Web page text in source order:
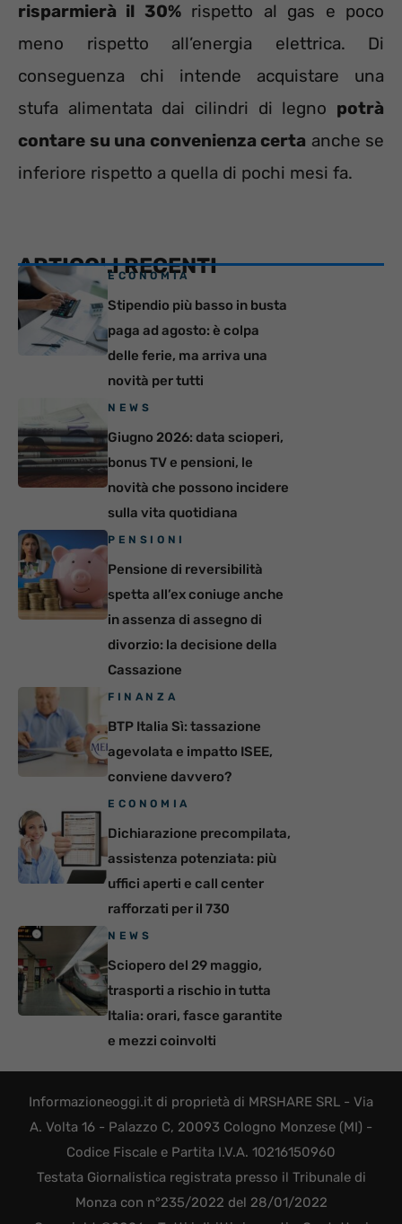
risparmierà il 30%rispetto al gas e poco
meno rispetto all’energia elettrica. Di
conseguenza chi intende acquistare una
stufa alimentata dai cilindri di legno potrà
contare su una convenienza certa anche se
inferiore rispetto a quella di pochi mesi fa.
ARTICOLI RECENTI
ECONOMIA
Stipendio più basso in busta
paga ad agosto: è colpa
delle ferie, ma arriva una
novità per tutti
NEWS
Giugno 2026: data scioperi,
bonus TV e pensioni, le
novità che possono incidere
sulla vita quotidiana
PENSIONI
Pensione di reversibilità
spetta all’ex coniuge anche
in assenza di assegno di
divorzio: la decisione della
Cassazione
FINANZA
BTP Italia Sì: tassazione
agevolata e impatto ISEE,
conviene davvero?
ECONOMIA
Dichiarazione precompilata,
assistenza potenziata: più
uffici aperti e call center
rafforzati per il 730
NEWS
Sciopero del 29 maggio,
trasporti a rischio in tutta
Italia: orari, fasce garantite
e mezzi coinvolti
Informazioneoggi.it di proprietà di MRSHARE SRL - Via
A. Volta 16 - Palazzo C, 20093 Cologno Monzese (MI) -
Codice Fiscale e Partita I.V.A. 10216150960
Testata Giornalistica registrata presso il Tribunale di
Monza con n°235/2022 del 28/01/2022